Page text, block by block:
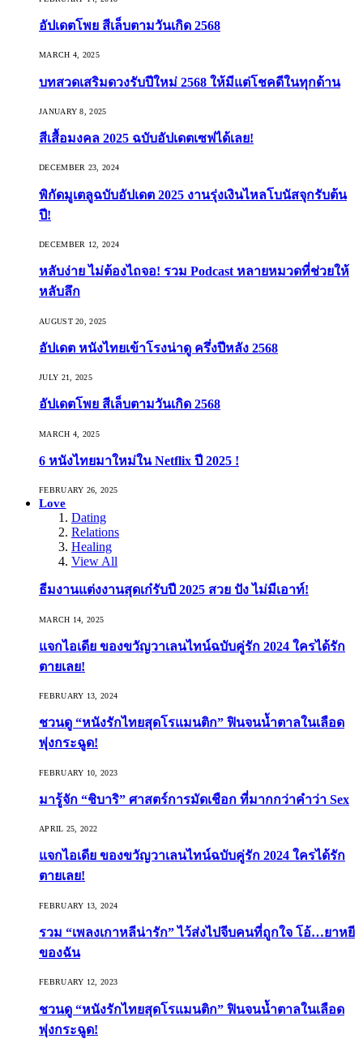
อัปเดตโพย สีเล็บตามวันเกิด 2568
MARCH 4, 2025
บทสวดเสริมดวงรับปีใหม่ 2568 ให้มีแต่โชคดีในทุกด้าน
JANUARY 8, 2025
สีเสื้อมงคล 2025 ฉบับอัปเดตเซฟได้เลย!
DECEMBER 23, 2024
พิกัดมูเตลูฉบับอัปเดต 2025 งานรุ่งเงินไหลโบนัสจุกรับต้น
ปี!
DECEMBER 12, 2024
หลับง่าย ไม่ต้องไถจอ! รวม Podcast หลายหมวดที่ช่วยให้
หลับลึก
AUGUST 20, 2025
อัปเดต หนังไทยเข้าโรงน่าดู ครึ่งปีหลัง 2568
JULY 21, 2025
อัปเดตโพย สีเล็บตามวันเกิด 2568
MARCH 4, 2025
6 หนังไทยมาใหม่ใน Netflix ปี 2025 !
FEBRUARY 26, 2025
Love
Dating
Relations
Healing
View All
ธีมงานแต่งงานสุดเก๋รับปี 2025 สวย ปัง ไม่มีเอาท์!
MARCH 14, 2025
แจกไอเดีย ของขวัญวาเลนไทน์ฉบับคู่รัก 2024 ใครได้รัก
ตายเลย!
FEBRUARY 13, 2024
ชวนดู “หนังรักไทยสุดโรแมนติก” ฟินจนน้ำตาลในเลือด
พุ่งกระฉูด!
FEBRUARY 10, 2023
มารู้จัก “ชิบาริ” ศาสตร์การมัดเชือก ที่มากกว่าคำว่า Sex
APRIL 25, 2022
แจกไอเดีย ของขวัญวาเลนไทน์ฉบับคู่รัก 2024 ใครได้รัก
ตายเลย!
FEBRUARY 13, 2024
รวม “เพลงเกาหลีน่ารัก” ไว้ส่งไปจีบคนที่ถูกใจ โอ้…ยาหยี
ของฉัน
FEBRUARY 12, 2023
ชวนดู “หนังรักไทยสุดโรแมนติก” ฟินจนน้ำตาลในเลือด
พุ่งกระฉูด!